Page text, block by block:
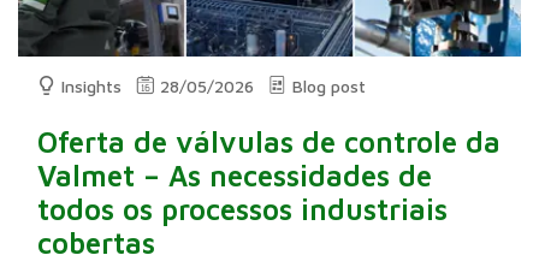
Insights 28/05/2026 Blog post
Oferta de válvulas de controle da
Valmet – As necessidades de
todos os processos industriais
cobertas